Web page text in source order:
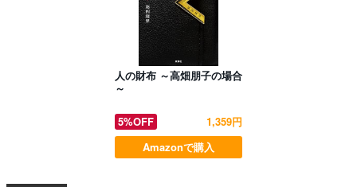
人の財布 ～高畑朋子の場合
～
5%OFF
1,359円
Amazonで購入